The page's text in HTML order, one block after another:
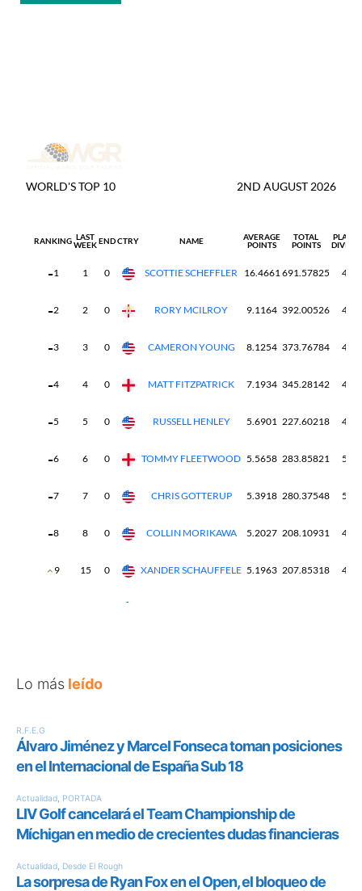
Lo más leído